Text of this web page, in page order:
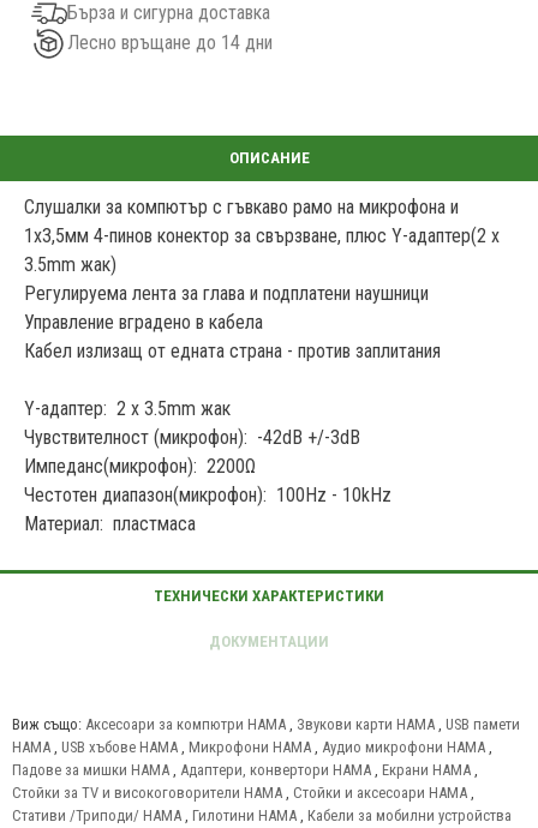
Бърза и сигурна доставка
Лесно връщане до 14 дни
Слушалки за компютър с гъвкаво рамо на микрофона и
1x3,5мм 4-пинов конектор за свързване, плюс Y-адаптер(2 x
3.5mm жак)
Регулируема лента за глава и подплатени наушници
Управление вградено в кабела
Кабел излизащ от едната страна - против заплитания
Y-адаптер: 2 x 3.5mm жак
Чувствителност (микрофон): -42dB +/-3dB
Импеданс(микрофон): 2200Ω
Честотен диапазон(микрофон): 100Hz - 10kHz
Материал: пластмаса
Виж също: Аксесоари за компютри HAMA , Звукови карти HAMA , USB памети
HAMA , USB хъбове HAMA , Микрофони HAMA , Аудио микрофони HAMA ,
Падове за мишки HAMA , Адаптери, конвертори HAMA , Екрани HAMA ,
Стойки за TV и високоговорители HAMA , Стойки и аксесоари HAMA ,
Стативи /Триподи/ HAMA , Гилотини HAMA , Кабели за мобилни устройства